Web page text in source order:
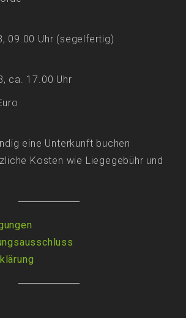
09.00 Uhr (segelfertig)
ca. 17.00 Uhr
eine Unterkunft buchen
Kosten wie Liegegebühr und